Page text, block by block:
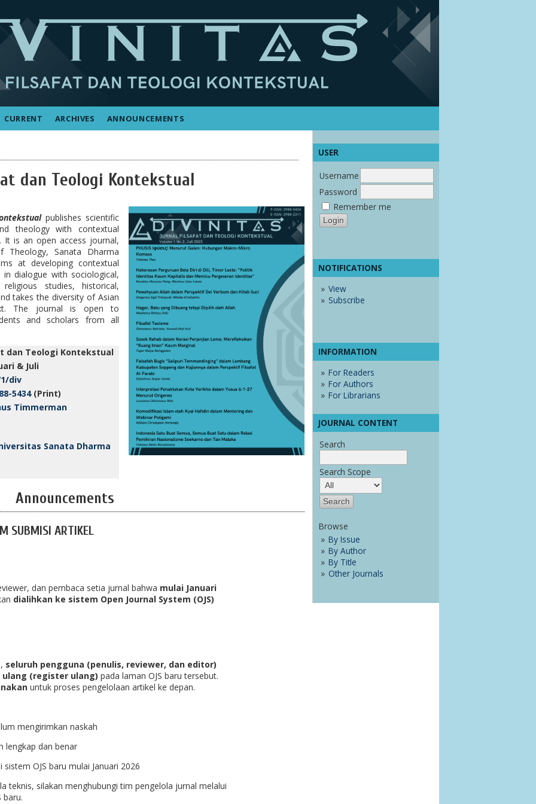
USER
Username
Password
Remember me
NOTIFICATIONS
View
Subscribe
INFORMATION
For Readers
For Authors
For Librarians
JOURNAL CONTENT
Search
Search Scope
Browse
By Issue
By Author
By Title
Other Journals
CURRENT ARCHIVES ANNOUNCEMENTS
dan Teologi Kontekstual
publishes scientific
theology with contextual
It is an open access journal,
Sanata Dharma
at developing contextual
dialogue with sociological,
studies, historical,
takes the diversity of Asian
The journal is open to
and scholars from all
dan Teologi Kontekstual
& Juli
div
5434(Print)
Timmerman
Sanata Dharma
Announcements
SUBMISI ARTIKEL
dan pembaca setia jurnal bahwa mulai Januari
dialihkan ke sistem Open Journal System (OJS)
seluruh pengguna (penulis, reviewer, dan editor)
(register ulang) pada laman OJS baru tersebut.
untuk proses pengelolaan artikel ke depan.
mengirimkan naskah
lengkap dan benar
OJS baru mulai Januari 2026
teknis, silakan menghubungi tim pengelola jurnal melalui
baru.